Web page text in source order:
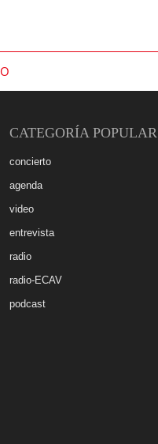
CATEGORÍA POPULAR
concierto
agenda
video
entrevista
radio
radio-ECAV
podcast